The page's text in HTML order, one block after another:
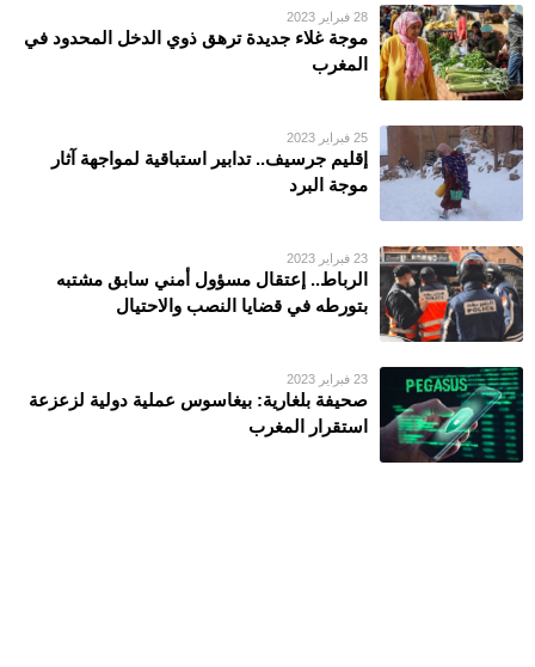
28 فبراير 2023
موجة غلاء جديدة ترهق ذوي الدخل المحدود في
المغرب
25 فبراير 2023
إقليم جرسيف.. تدابير استباقية لمواجهة آثار
موجة البرد
23 فبراير 2023
الرباط.. إعتقال مسؤول أمني سابق مشتبه
بتورطه في قضايا النصب والاحتيال
23 فبراير 2023
صحيفة بلغارية: بيغاسوس عملية دولية لزعزعة
استقرار المغرب